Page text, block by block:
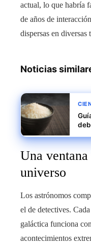
actual, lo que habría
de años de
dispersas en diversas
Noticias
Una
universo
Los astrónomos
el de detectives.
galáctica funciona
acontecimientos